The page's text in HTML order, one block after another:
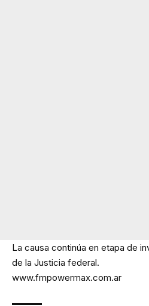
La causa continúa en etapa de
de la Justicia federal.
www.fmpowermax.com.ar